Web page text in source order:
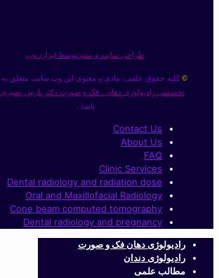
طراحی سایت و سئو توسط لیزارد وب
© کلیه حقوق علمی، مادی و معنوی این وب سایت متعلق به
تخصصی رادیولوژی دهان ، فک و صورت دکتر نازنین بصیری
باشد .
Contact Us
About Us
FAQ
Clinic Services
Dental radiology and radiation dose
Oral and Maxillofacial Radiology
Cone beam computed tomography
Dental radiology and pregnancy
رادیولوژی دهان فک و صورت
رادیولوژی دندان
مطالب علمی